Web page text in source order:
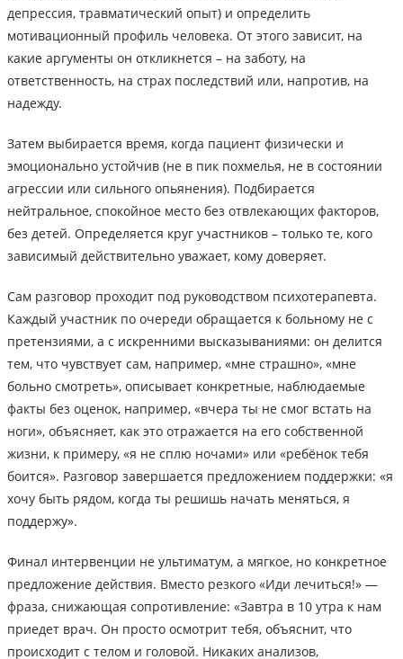
депрессия, травматический опыт) и определить
мотивационный профиль человека. От этого зависит, на
какие аргументы он откликнется – на заботу, на
ответственность, на страх последствий или, напротив, на
надежду.
Затем выбирается время, когда пациент физически и
эмоционально устойчив (не в пик похмелья, не в состоянии
агрессии или сильного опьянения). Подбирается
нейтральное, спокойное место без отвлекающих факторов,
без детей. Определяется круг участников – только те, кого
зависимый действительно уважает, кому доверяет.
Сам разговор проходит под руководством психотерапевта.
Каждый участник по очереди обращается к больному не с
претензиями, а с искренними высказываниями: он делится
тем, что чувствует сам, например, «мне страшно», «мне
больно смотреть», описывает конкретные, наблюдаемые
факты без оценок, например, «вчера ты не смог встать на
ноги», объясняет, как это отражается на его собственной
жизни, к примеру, «я не сплю ночами» или «ребёнок тебя
боится». Разговор завершается предложением поддержки: «я
хочу быть рядом, когда ты решишь начать меняться, я
поддержу».
Финал интервенции не ультиматум, а мягкое, но конкретное
предложение действия. Вместо резкого «Иди лечиться!» —
фраза, снижающая сопротивление: «Завтра в 10 утра к нам
приедет врач. Он просто осмотрит тебя, объяснит, что
происходит с телом и головой. Никаких анализов,